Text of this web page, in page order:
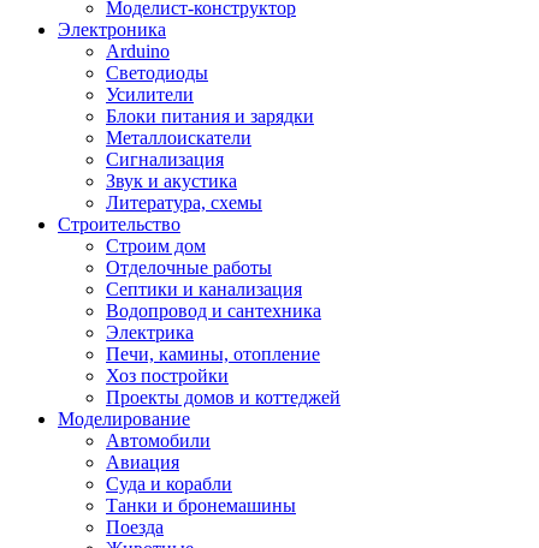
Моделист-конструктор
Электроника
Arduino
Светодиоды
Усилители
Блоки питания и зарядки
Металлоискатели
Сигнализация
Звук и акустика
Литература, схемы
Строительство
Строим дом
Отделочные работы
Септики и канализация
Водопровод и сантехника
Электрика
Печи, камины, отопление
Хоз постройки
Проекты домов и коттеджей
Моделирование
Автомобили
Авиация
Суда и корабли
Танки и бронемашины
Поезда